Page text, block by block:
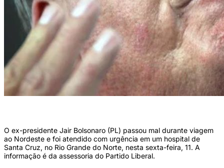
O ex-presidente Jair Bolsonaro (PL) passou mal durante viagem
ao Nordeste e foi atendido com urgência em um hospital de
Santa Cruz, no Rio Grande do Norte, nesta sexta-feira, 11. A
informação é da assessoria do Partido Liberal.